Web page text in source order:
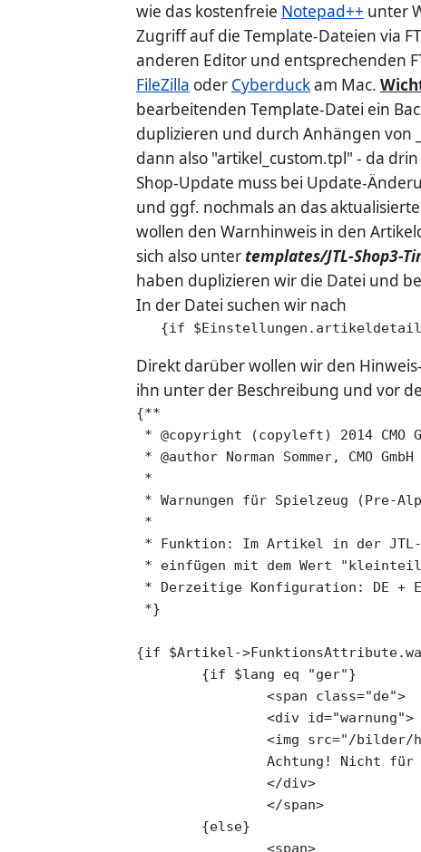
wie das kostenfreie Notepad++ unter
Zugriff auf die Template-Dateien via
anderen Editor und entsprechenden
FileZilla oder Cyberduckam Mac.
bearbeitenden Template-Datei ein
duplizieren und durch Anhängen von
dann also "artikel_custom.tpl" - da
Shop-Update muss bei Update-
und ggf. nochmals an das
wollen den Warnhinweis in den
sich also unter templates/JTL-Shop3-
haben duplizieren wir die Datei und
In der Datei suchen wir nach
{if
Direkt darüber wollen wir den
ihn unter der Beschreibung und vor
{**
* @copyright (copyleft) 2014
* @author Norman Sommer, CMO
*
* Warnungen für Spielzeug (Pre-
*
* Funktion: Im Artikel in der JTL-
* einfügen mit dem Wert
* Derzeitige Konfiguration: DE +
*}
{if $Artikel-